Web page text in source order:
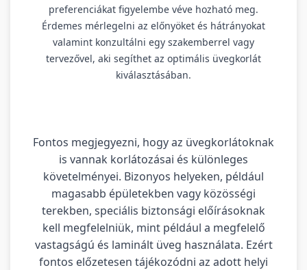
preferenciákat figyelembe véve hozható meg.
Érdemes mérlegelni az előnyöket és hátrányokat
valamint konzultálni egy szakemberrel vagy
tervezővel, aki segíthet az optimális üvegkorlát
kiválasztásában.
Fontos megjegyezni, hogy az üvegkorlátoknak
is vannak korlátozásai és különleges
követelményei. Bizonyos helyeken, például
magasabb épületekben vagy közösségi
terekben, speciális biztonsági előírásoknak
kell megfelelniük, mint például a megfelelő
vastagságú és laminált üveg használata. Ezért
fontos előzetesen tájékozódni az adott helyi